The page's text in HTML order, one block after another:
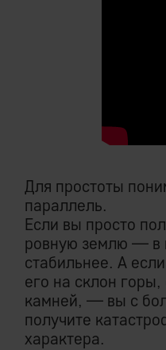
Для простоты
параллель.
Если вы просто
ровную землю — в
стабильнее. А
его на склон
камней, — вы с
получите
характера.